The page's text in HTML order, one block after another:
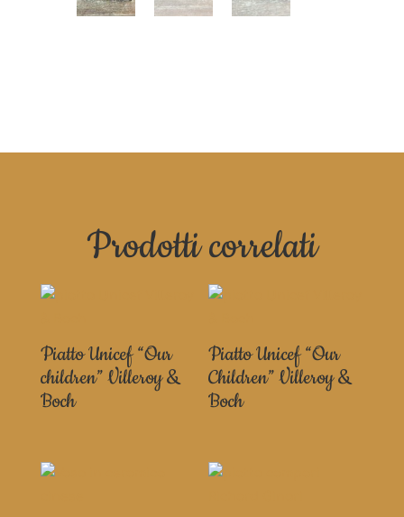
Prodotti correlati
Piatto Unicef “Our
children” Villeroy &
Boch
Piatto Unicef “Our
Children” Villeroy &
Boch